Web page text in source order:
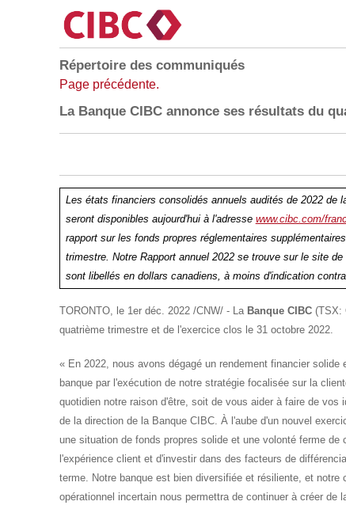
Répertoire des communiqués
Page précédente.
La Banque CIBC annonce ses résultats du
Les états financiers consolidés annuels audités de 2022 de
seront disponibles aujourd'hui à l'adresse www.cibc.com/
rapport sur les fonds propres réglementaires
trimestre. Notre Rapport annuel 2022 se trouve sur le site
sont libellés en dollars canadiens, à moins d'indication
TORONTO, le 1er déc. 2022 /CNW/ - La Banque CIBC (TSX:
quatrième trimestre et de l'exercice clos le 31 octobre 2022.
« En 2022, nous avons dégagé un rendement financier
banque par l'exécution de notre stratégie focalisée sur la
quotidien notre raison d'être, soit de vous aider à faire de
de la direction de la Banque CIBC. À l'aube d'un nouvel
une situation de fonds propres solide et une volonté ferme
l'expérience client et d'investir dans des facteurs de
terme. Notre banque est bien diversifiée et résiliente, et
opérationnel incertain nous permettra de continuer à créer